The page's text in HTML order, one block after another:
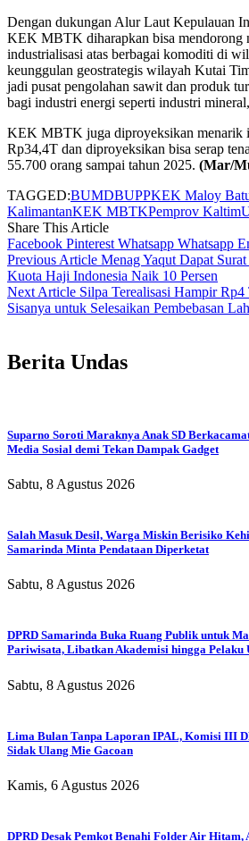
Dengan dukungan Alur Laut Kepulauan
KEK MBTK diharapkan bisa mendorong
industrialisasi atas berbagai komoditi di
keunggulan geostrategis wilayah Kutai
jadi pusat pengolahan sawit dan produk
bagi industri energi seperti industri
KEK MBTK juga diproyeksikan menarik
Rp34,4T dan diproyeksikan bisa serap
55.700 orang sampai tahun 2025. (Mar/
TAGGED:BUMDBUPPKEK Maloy
KalimantanKEK MBTKPemprov Kaltim
Share This Article
Facebook Pinterest Whatsapp Whatsapp
Previous Article Menag Yaqut Dapat
Kuota Haji Indonesia Naik 10 Persen
Next Article Silpa Terealisasi Hampir
Sisanya untuk Selesaikan Pembebasan
Berita Undas
Suparno Soroti Maraknya Anak SD
Media Sosial demi Tekan Dampak Gadget
Sabtu, 8 Agustus 2026
Salah Masuk Desil, Warga Miskin Berisiko
Samarinda Minta Pendataan Diperketat
Sabtu, 8 Agustus 2026
DPRD Samarinda Buka Ruang Publik untuk
Pariwisata, Libatkan Akademisi hingga Pelaku
Sabtu, 8 Agustus 2026
Lima Bulan Tanpa Laporan IPAL, Komisi III
Sidak Ulang Mie Gacoan
Kamis, 6 Agustus 2026
DPRD Desak Pemkot Benahi Folder Air